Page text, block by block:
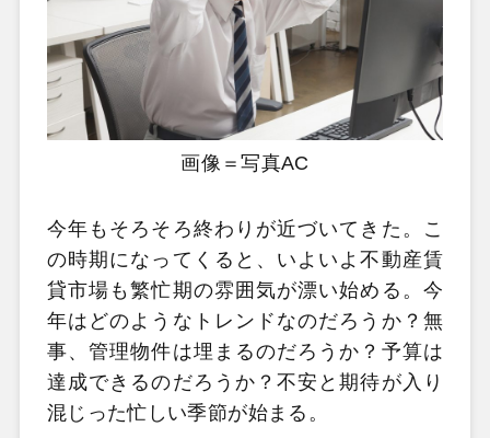
画像＝写真AC
今年もそろそろ終わりが近づいてきた。こ
の時期になってくると、いよいよ不動産賃
貸市場も繁忙期の雰囲気が漂い始める。今
年はどのようなトレンドなのだろうか？無
事、管理物件は埋まるのだろうか？予算は
達成できるのだろうか？不安と期待が入り
混じった忙しい季節が始まる。